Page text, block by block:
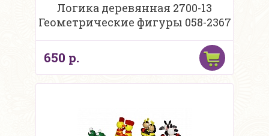
Логика деревянная 2700-13
Геометрические фигуры 058-2367
650 р.